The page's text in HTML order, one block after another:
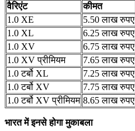
वैरिएंट
कीमत
1.0 XE
5.50 लाख रुपए
1.0 XL
6.25 लाख रुपए
1.0 XV
6.75 लाख रुपए
1.0 XV प्रीमियम
7.65 लाख रुपए
1.0 टर्बो XL
7.25 लाख रुपए
1.0 टर्बो XV
7.75 लाख रुपए
1.0 टर्बो XV प्रीमियम 8.65 लाख रुपए
भारत में इनसे होगा मुकाबला